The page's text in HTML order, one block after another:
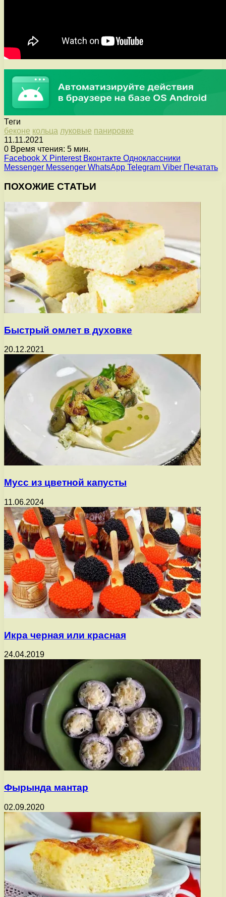
Теги
беконе кольца луковые панировке
11.11.2021
0 Время чтения: 5 мин.
Facebook X Pinterest Вконтакте Одноклассники
Messenger Messenger WhatsApp Telegram Viber Печатать
ПОХОЖИЕ СТАТЬИ
Быстрый омлет в духовке
20.12.2021
Мусс из цветной капусты
11.06.2024
Икра черная или красная
24.04.2019
Фырында мантар
02.09.2020